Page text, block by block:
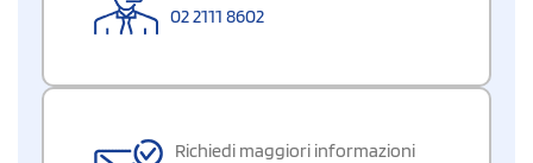
02 2111 8602
Richiedi maggiori informazioni